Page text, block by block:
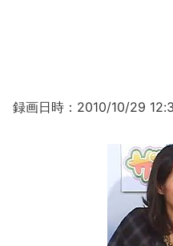
録画日時：2010/10/29